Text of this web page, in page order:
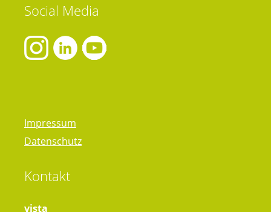
Social Media
Impressum
Datenschutz
Kontakt
vista